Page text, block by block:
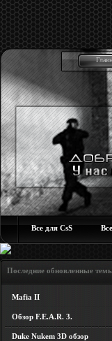
Все для CsS
Последние
Mafia II
Обзор F.E.A.R. 3.
Duke Nukem 3D обзор